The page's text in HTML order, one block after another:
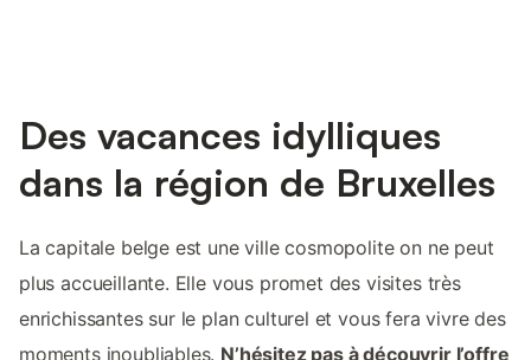
Des vacances idylliques
dans la région de Bruxelles
La capitale belge est une ville cosmopolite on ne peut
plus accueillante. Elle vous promet des visites très
enrichissantes sur le plan culturel et vous fera vivre des
moments inoubliables. N’hésitez pas à découvrir l’offre